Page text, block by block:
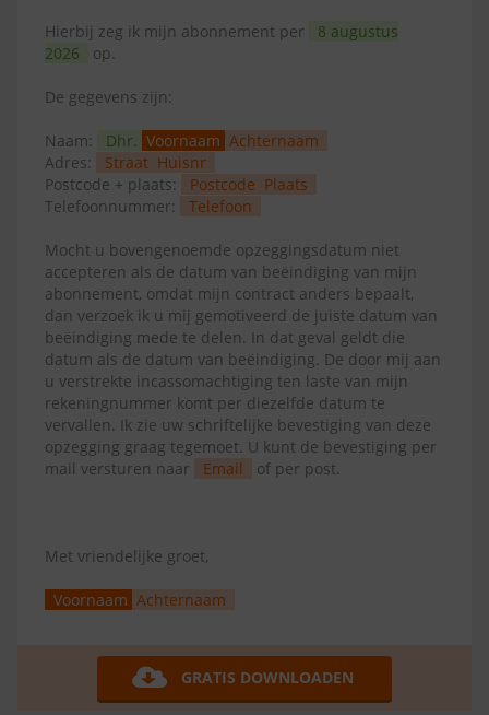
Hierbij zeg ik mijn abonnement per
8 augustus
2026
op.
De gegevens zijn:
Naam: Dhr. Voornaam Achternaam
Adres:
Straat Huisnr
Postcode + plaats:
Postcode Plaats
Telefoonnummer:
Telefoon
Mocht u bovengenoemde opzeggingsdatum niet
accepteren als de datum van beëindiging van mijn
abonnement, omdat mijn contract anders bepaalt,
dan verzoek ik u mij gemotiveerd de juiste datum van
beëindiging mede te delen. In dat geval geldt die
datum als de datum van beëindiging. De door mij aan
u verstrekte incassomachtiging ten laste van mijn
rekeningnummer komt per diezelfde datum te
vervallen. Ik zie uw schriftelijke bevestiging van deze
opzegging graag tegemoet. U kunt de bevestiging per
mail versturen naar
Email of per post.
Met vriendelijke groet,
Voornaam Achternaam
GRATIS DOWNLOADEN